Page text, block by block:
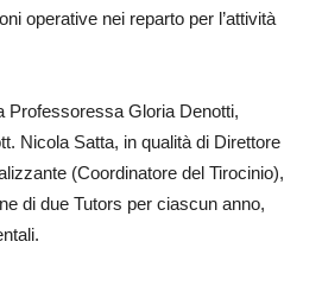
operative nei reparto per l’attività
Professoressa Gloria Denotti,
Nicola Satta, in qualità di Direttore
(Coordinatore del Tirocinio),
di due Tutors per ciascun anno,